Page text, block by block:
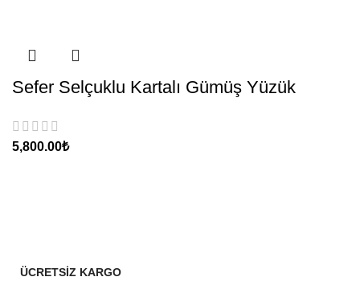
Sefer Selçuklu Kartalı Gümüş Yüzük
₺
ÜCRETSİZ KARGO